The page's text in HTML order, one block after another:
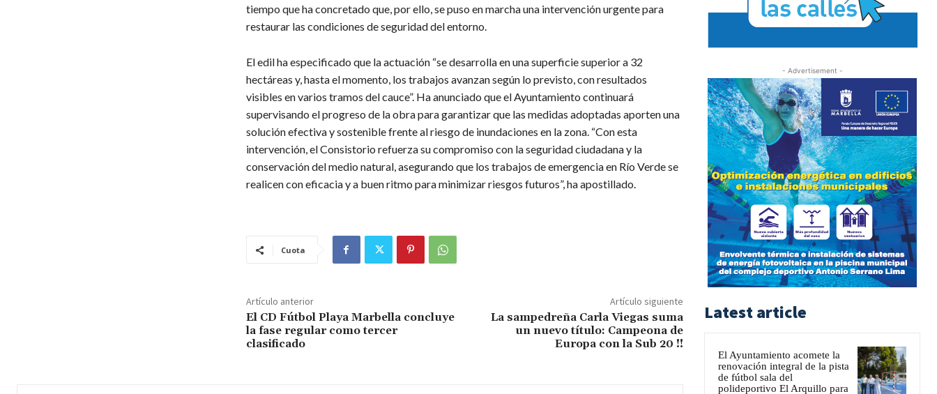
tiempo que ha concretado que, por ello, se puso en marcha una intervención urgente para
restaurar las condiciones de seguridad del entorno.
​El edil ha especificado que la actuación “se desarrolla en una superficie superior a 32
hectáreas y, hasta el momento, los trabajos avanzan según lo previsto, con resultados
visibles en varios tramos del cauce”. Ha anunciado que el Ayuntamiento continuará
supervisando el progreso de la obra para garantizar que las medidas adoptadas aporten una
solución efectiva y sostenible frente al riesgo de inundaciones en la zona. “Con esta
intervención, el Consistorio refuerza su compromiso con la seguridad ciudadana y la
conservación del medio natural, asegurando que los trabajos de emergencia en Río Verde se
realicen con eficacia y a buen ritmo para minimizar riesgos futuros”, ha apostillado.
Cuota
Artículo anterior
El CD Fútbol Playa Marbella concluye
la fase regular como tercer
clasificado
Artículo siguiente
La sampedreña Carla Viegas suma
un nuevo título: Campeona de
Europa con la Sub 20 !!
- Advertisement -
Latest article
El Ayuntamiento acomete la
renovación integral de la pista
de fútbol sala del
polideportivo El Arquillo para